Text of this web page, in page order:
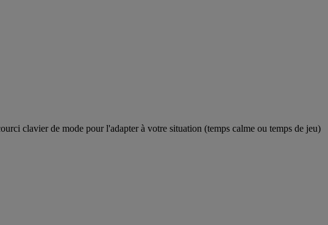
clavier de mode pour l'adapter à votre situation (temps calme ou temps de jeu)